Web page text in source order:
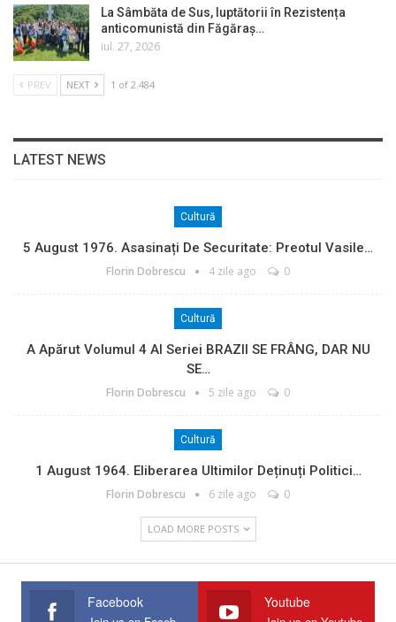
La Sâmbăta de Sus, luptătorii în Rezistența
anticomunistă din Făgăraș…
iul. 27, 2026
PREV NEXT 1 of 2.484
LATEST NEWS
Cultură
5 August 1976. Asasinați De Securitate: Preotul Vasile…
Florin Dobrescu 4 zile ago 0
Cultură
A Apărut Volumul 4 Al Seriei BRAZII SE FRÂNG, DAR NU
SE…
Florin Dobrescu 5 zile ago 0
Cultură
1 August 1964. Eliberarea Ultimilor Deținuți Politici…
Florin Dobrescu 6 zile ago 0
LOAD MORE POSTS
Facebook Youtube